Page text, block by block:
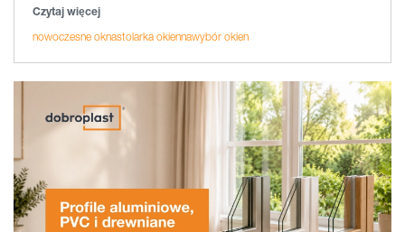
Czytaj więcej
nowoczesne oknastolarka okiennawybór okien